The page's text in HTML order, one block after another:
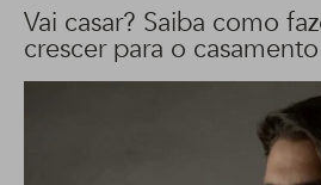
Vai casar? Saiba como
crescer para o casamento